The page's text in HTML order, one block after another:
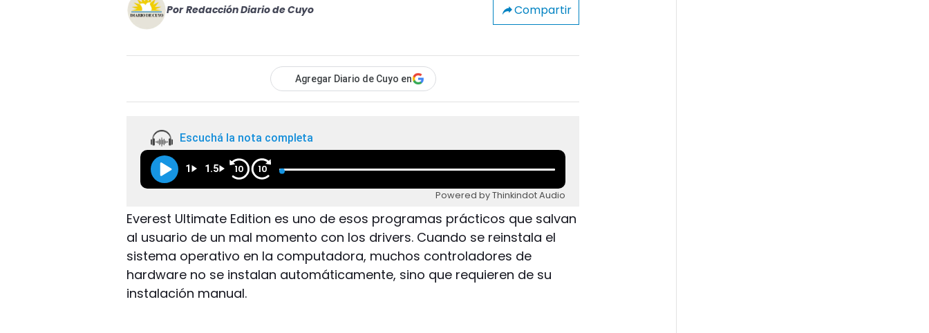
Por Redacción Diario de Cuyo Compartir
Agregar Diario de Cuyo en
Escuchá la nota completa
1 1.5 10 10
Powered by Thinkindot Audio
Everest Ultimate Edition es uno de esos programas prácticos que salvan
al usuario de un mal momento con los drivers. Cuando se reinstala el
sistema operativo en la computadora, muchos controladores de
hardware no se instalan automáticamente, sino que requieren de su
instalación manual.